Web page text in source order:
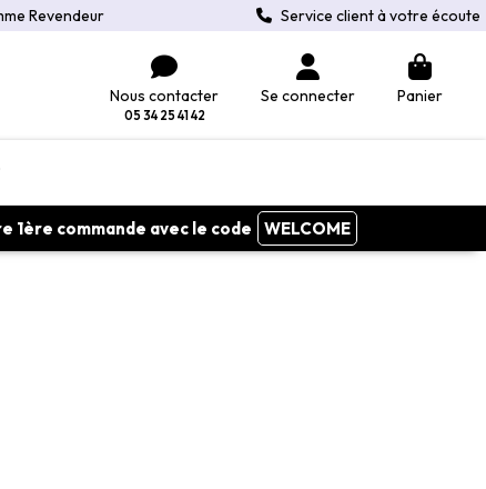
Revendeur Service client à votre écoute
Nous contacter
05 34 25 41 42
Se connecter Panier
commande avec le code WELCOME